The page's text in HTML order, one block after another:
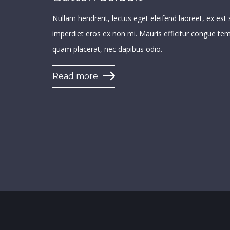
Nullam hendrerit, lectus eget eleifend laoreet, ex est
imperdiet eros ex non mi. Mauris efficitur congue
quam placerat, nec dapibus odio.
Read more